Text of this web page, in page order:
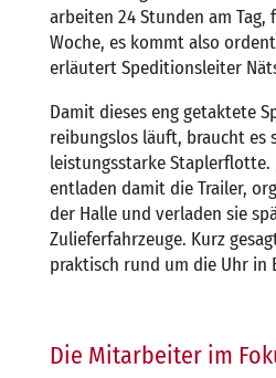
arbeiten 24 Stunden am Tag,
Woche, es kommt also
erläutert Speditionsleiter
Damit dieses eng getaktete
reibungslos läuft, braucht es
leistungsstarke Staplerflotte.
entladen damit die Trailer,
der Halle und verladen sie
Zulieferfahrzeuge. Kurz
praktisch rund um die Uhr in
Die Mitarbeiter im